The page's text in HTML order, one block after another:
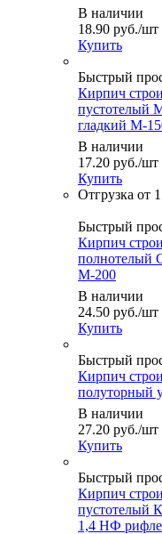
В наличии
18.90 руб./шт
Купить
Быстрый
Кирпич
пустотелый
гладкий М-
В наличии
17.20 руб./шт
Купить
Быстрый
Кирпич
полнотелый
М-200
В наличии
24.50 руб./шт
Купить
Быстрый
Кирпич
полуторный
В наличии
27.20 руб./шт
Купить
Быстрый
Кирпич
пустотелый
1,4 НФ